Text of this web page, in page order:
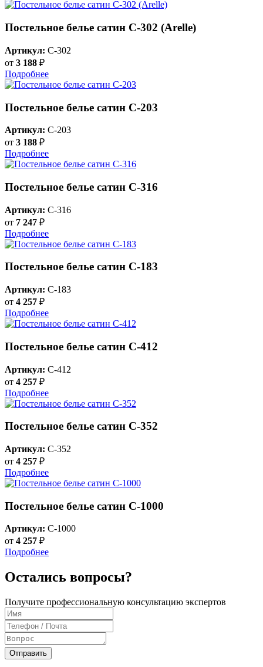
Постельное белье сатин С-302 (Arelle)
Артикул: C-302
от 3 188 ₽
Подробнее
Постельное белье сатин С-203
Артикул: C-203
от 3 188 ₽
Подробнее
Постельное белье сатин С-316
Артикул: C-316
от 7 247 ₽
Подробнее
Постельное белье сатин С-183
Артикул: C-183
от 4 257 ₽
Подробнее
Постельное белье сатин С-412
Артикул: C-412
от 4 257 ₽
Подробнее
Постельное белье сатин С-352
Артикул: C-352
от 4 257 ₽
Подробнее
Постельное белье сатин C-1000
Артикул: C-1000
от 4 257 ₽
Подробнее
Остались вопросы?
Получите профессиональную консультацию экспертов
Отправить